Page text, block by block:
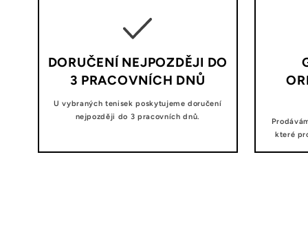
DORUČENÍ NEJPOZDĚJI DO
3 PRACOVNÍCH DNŮ
U vybraných tenisek poskytujeme doručení
nejpozději do 3 pracovních dnů.
které